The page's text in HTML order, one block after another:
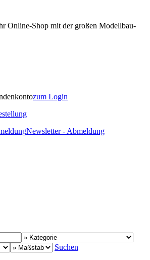
Online-Shop mit der großen Modellbau-
zum Login
Newsletter - Abmeldung
Suchen